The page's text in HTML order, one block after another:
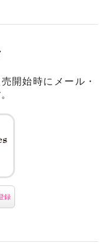
開始時にメール・
録